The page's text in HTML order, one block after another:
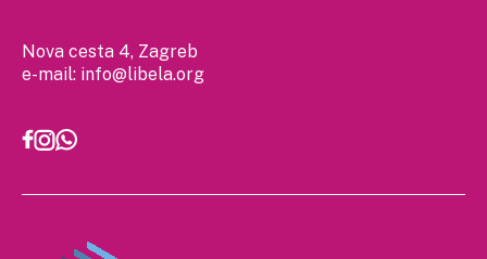
Nova cesta 4, Zagreb
e-mail: info@libela.org